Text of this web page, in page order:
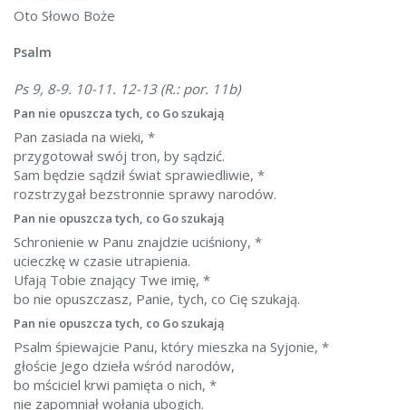
Oto Słowo Boże
Psalm
Ps 9, 8-9. 10-11. 12-13 (R.: por. 11b)
Pan nie opuszcza tych, co Go szukają
Pan zasiada na wieki, *
przygotował swój tron, by sądzić.
Sam będzie sądził świat sprawiedliwie, *
rozstrzygał bezstronnie sprawy narodów.
Pan nie opuszcza tych, co Go szukają
Schronienie w Panu znajdzie uciśniony, *
ucieczkę w czasie utrapienia.
Ufają Tobie znający Twe imię, *
bo nie opuszczasz, Panie, tych, co Cię szukają.
Pan nie opuszcza tych, co Go szukają
Psalm śpiewajcie Panu, który mieszka na Syjonie, *
głoście Jego dzieła wśród narodów,
bo mściciel krwi pamięta o nich, *
nie zapomniał wołania ubogich.